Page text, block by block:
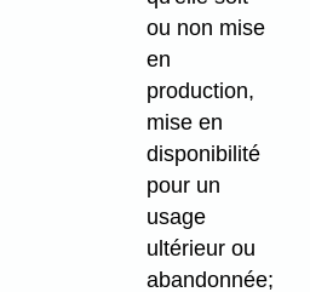
ou non mise
en
production,
mise en
disponibilité
pour un
usage
ultérieur ou
abandonnée;